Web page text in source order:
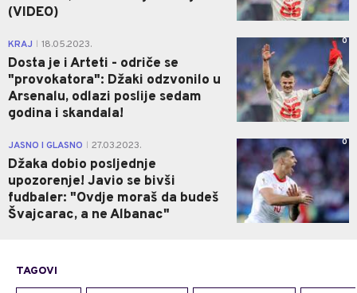
(VIDEO)
KRAJ 18.05.2023.
Dosta je i Arteti - odriče se
"provokatora": Džaki odzvonilo u
Arsenalu, odlazi poslije sedam
godina i skandala!
0
JASNO I GLASNO 27.03.2023.
Džaka dobio posljednje
upozorenje! Javio se bivši
fudbaler: "Ovdje moraš da budeš
Švajcarac, a ne Albanac"
0
TAGOVI